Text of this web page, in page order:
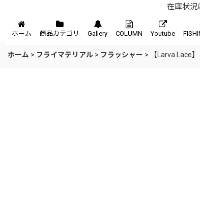
在庫状況
メニュー
ホーム 商品カテゴリ Gallery COLUMN Youtube
ホーム > フライマテリアル > フラッシャー > 【Larva Lace